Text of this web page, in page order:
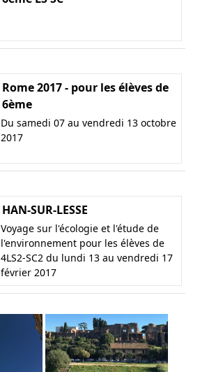
Rome 2017 - pour les élèves de
6ème
Du samedi 07 au vendredi 13 octobre
2017
HAN-SUR-LESSE
Voyage sur l'écologie et l'étude de
l'environnement pour les élèves de
4LS2-SC2 du lundi 13 au vendredi 17
février 2017